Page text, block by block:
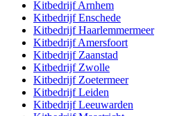
KitbedrijfArnhem
KitbedrijfEnschede
KitbedrijfHaarlemmermeer
KitbedrijfAmersfoort
Kitbedrijf Zaanstad
Kitbedrijf Zwolle
Kitbedrijf Zoetermeer
KitbedrijfLeiden
KitbedrijfLeeuwarden